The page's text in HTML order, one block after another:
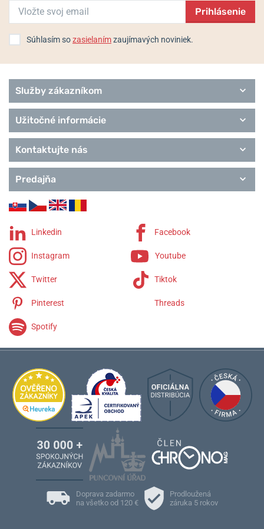
Urbane
Remienky Davosa
Prihlásenie
Súhlasím sozasielanímzaujímavých noviniek.
Služby zákazníkom
Užitočné informácie
Kontaktujte nás
Predajňa
Linkedin Facebook
Instagram Youtube
Twitter Tiktok
Pinterest Threads
Spotify
Doprava zadarmo
na všetko od 120 €
Prodloužená
záruka 5 rokov